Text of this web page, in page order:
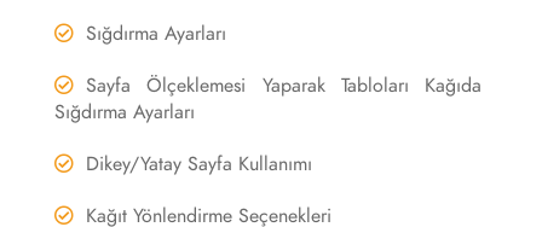
Sığdırma Ayarları
Sayfa Ölçeklemesi Yaparak Tabloları Kağıda
Sığdırma Ayarları
Dikey/Yatay Sayfa Kullanımı
Kağıt Yönlendirme Seçenekleri